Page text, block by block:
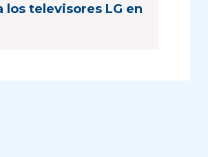
los televisores LG en